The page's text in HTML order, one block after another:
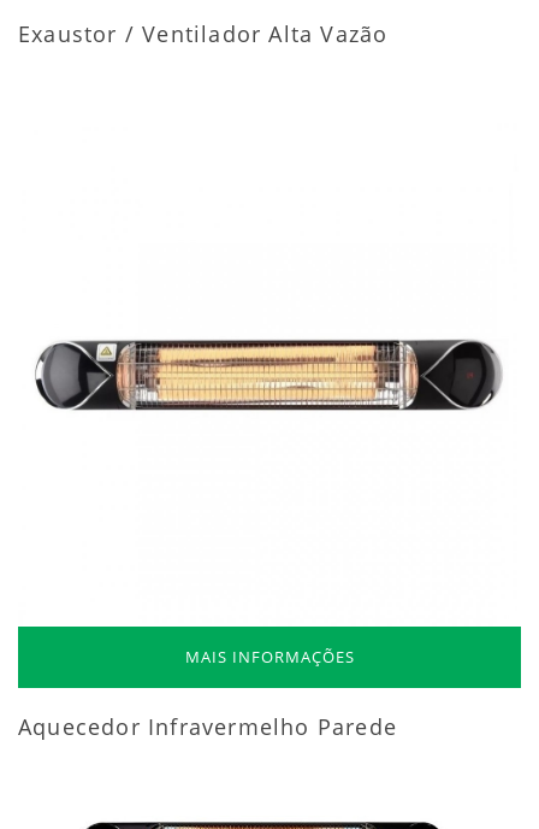
Exaustor / Ventilador Alta Vazão
MAIS INFORMAÇÕES
Aquecedor Infravermelho Parede